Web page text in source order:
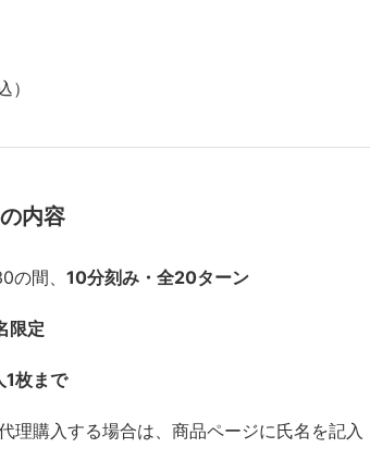
内容
の間、 10分刻み・全20ターン
限定
1枚まで
理購入する場合は、商品ページに氏名を記入